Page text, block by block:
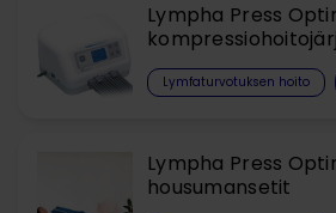
Lympha Press
Lymfaturvotuksen hoito​
Lympha Press
housumansetit